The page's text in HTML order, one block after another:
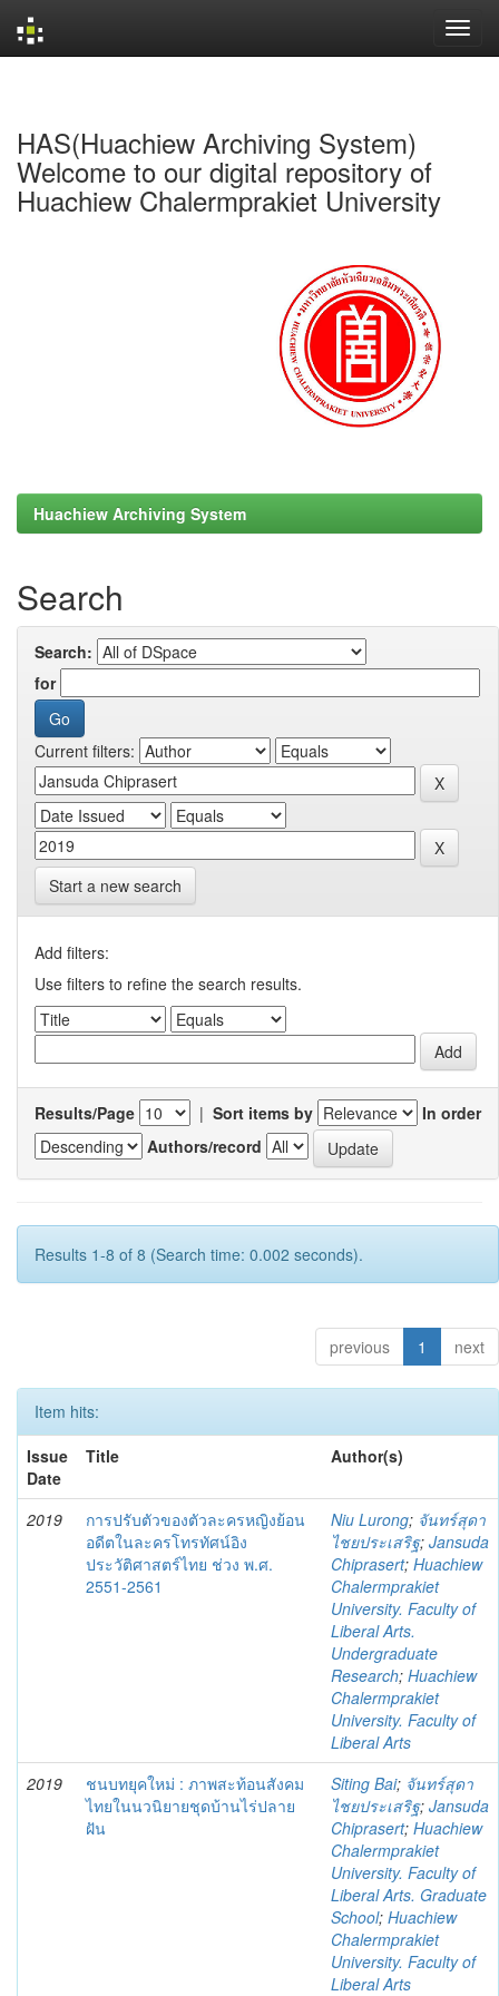
HAS(Huachiew Archiving System)
Welcome to our digital repository of
Huachiew Chalermprakiet University
Huachiew Archiving System
Search
Search:
for
Current filters:
Start a new search
Add filters:
Use filters to refine the search results.
Results/Page | Sort items by
In order
Authors/record
Results 1-8 of 8 (Search time: 0.002 seconds).
previous 1 next
Item hits:
Issue
Date
Title Author(s)
2019
การปรับตัวของตัวละครหญิงย้อน
อดีตในละครโทรทัศน์อิง
ประวัติศาสตร์ไทย ช่วง พ.ศ.
2551-2561
Niu Lurong; จันทร์สุดา
ไชยประเสริฐ; Jansuda
Chiprasert; Huachiew
Chalermprakiet
University. Faculty of
Liberal Arts.
Undergraduate
Research; Huachiew
Chalermprakiet
University. Faculty of
Liberal Arts
2019
ชนบทยุคใหม่ : ภาพสะท้อนสังคม
ไทยในนวนิยายชุดบ้านไร่ปลาย
ฝัน
Siting Bai; จันทร์สุดา
ไชยประเสริฐ; Jansuda
Chiprasert; Huachiew
Chalermprakiet
University. Faculty of
Liberal Arts. Graduate
School; Huachiew
Chalermprakiet
University. Faculty of
Liberal Arts